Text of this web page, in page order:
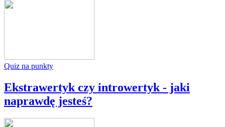
Quiz na punkty
Ekstrawertyk czy introwertyk - jaki
naprawdę jesteś?